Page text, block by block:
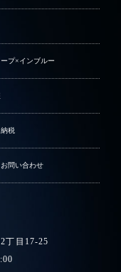
ープ×インブルー
税
問い合わせ
丁目17-25